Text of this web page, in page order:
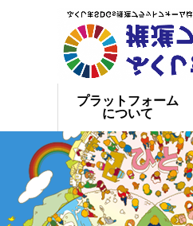
プラットフォーム
について